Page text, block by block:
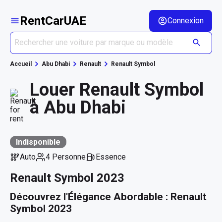
RentCarUAE Connexion
Accueil Abu Dhabi Renault Renault Symbol
Louer Renault Symbol
à Abu Dhabi
Indisponible
Auto
4 Personne Essence
Renault Symbol 2023
Découvrez l'Élégance Abordable : Renault
Symbol 2023